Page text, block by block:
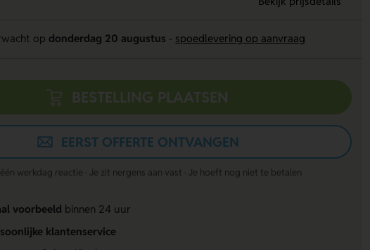
op donderdag 20 augustus spoedlevering op aanvraag
BESTELLING PLAATSEN
EERST OFFERTE ONTVANGEN
werkdag reactie · Je zit nergens aan vast · Je hoeft nog niet te betalen
voorbeeldbinnen 24 uur
klantenservice